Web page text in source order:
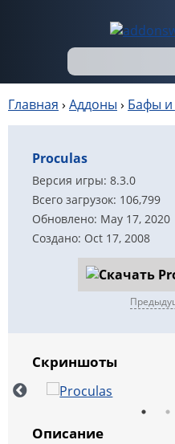
Главная › Аддоны › Бафы
Proculas
Версия игры: 8.3.0
Всего загрузок: 106,799
Обновлено: May 17, 2020
Создано: Oct 17, 2008
Скриншоты
Описание